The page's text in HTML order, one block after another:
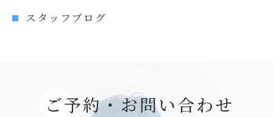
スタッフブログ
ご予約・お問い合わせ